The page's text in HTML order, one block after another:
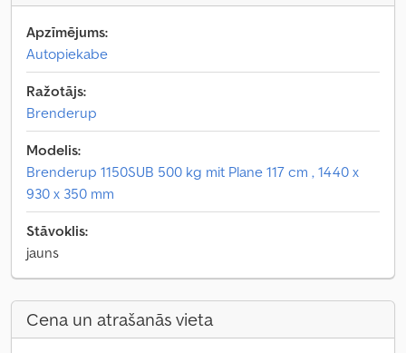
Apzīmējums:
Autopiekabe
Ražotājs:
Brenderup
Modelis:
Brenderup 1150SUB 500 kg mit Plane 117 cm , 1440 x
930 x 350 mm
Stāvoklis:
jauns
Cena un atrašanās vieta